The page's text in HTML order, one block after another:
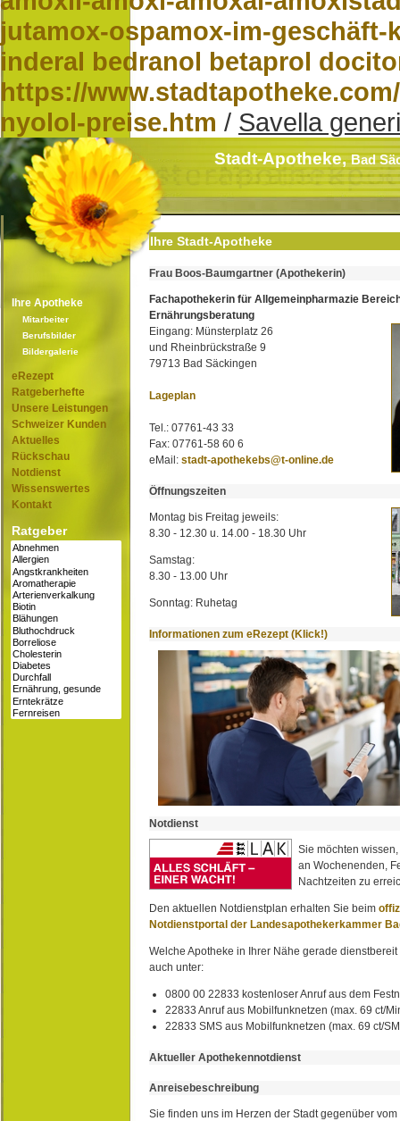
jutamox-ospamox-im-geschäft-
inderal bedranol betaprol
https://
nyolol-preise.htm / Savella
Stadt-Apotheke,Bad
Ihre Apotheke
Mitarbeiter
Berufsbilder
Bildergalerie
eRezept
Ratgeberhefte
Unsere Leistungen
Schweizer Kunden
Aktuelles
Rückschau
Notdienst
Wissenswertes
Kontakt
Ratgeber
Ihre Stadt-Apotheke
Frau Boos-Baumgartner (Apothekerin)
Fachapothekerin für Allgemeinpharmazie
Ernährungsberatung
Eingang: Münsterplatz 26
und Rheinbrückstraße 9
79713 Bad Säckingen
Lageplan
Tel.: 07761-43 33
Fax: 07761-58 60 6
eMail: stadt-apothekebs@t-online.de
Öffnungszeiten
Montag bis Freitag jeweils:
8.30 - 12.30 u. 14.00 - 18.30 Uhr
Samstag:
8.30 - 13.00 Uhr
Sonntag: Ruhetag
Informationen zum eRezept (Klick!)
Notdienst
Sie möchten
an Wochenenden,
Nachtzeiten zu
Den aktuellen Notdienstplan erhalten Sie beim
Notdienstportal der Landesapothekerkammer
Welche Apotheke in Ihrer Nähe gerade
auch unter:
0800 00 22833 kostenloser Anruf aus dem
22833 Anruf aus Mobilfunknetzen (max. 69 ct/
22833 SMS aus Mobilfunknetzen (max. 69 ct/
Aktueller Apothekennotdienst
Anreisebeschreibung
Sie finden uns im Herzen der Stadt gegenüber